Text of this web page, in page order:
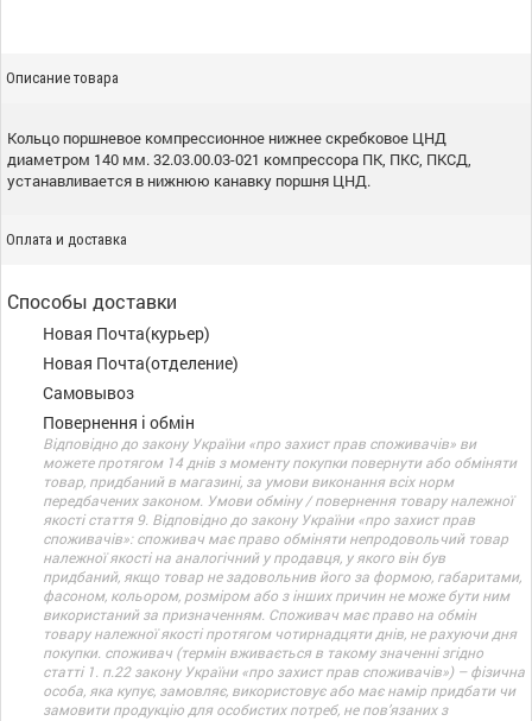
Описание товара
Кольцо поршневое компрессионное нижнее скребковое ЦНД
диаметром 140 мм. 32.03.00.03-021 компрессора ПК, ПКС, ПКСД,
устанавливается в нижнюю канавку поршня ЦНД.
Оплата и доставка
Способы доставки
Новая Почта(курьер)
Новая Почта(отделение)
Самовывоз
Повернення і обмін
Відповідно до закону України «про захист прав споживачів» ви
можете протягом 14 днів з моменту покупки повернути або обміняти
товар, придбаний в магазині, за умови виконання всіх норм
передбачених законом. Умови обміну / повернення товару належної
якості стаття 9. Відповідно до закону України «про захист прав
споживачів»: споживач має право обміняти непродовольчий товар
належної якості на аналогічний у продавця, у якого він був
придбаний, якщо товар не задовольнив його за формою, габаритами,
фасоном, кольором, розміром або з інших причин не може бути ним
використаний за призначенням. Споживач має право на обмін
товару належної якості протягом чотирнадцяти днів, не рахуючи дня
покупки. споживач (термін вживається в такому значенні згідно
статті 1. п.22 закону України «про захист прав споживачів») – фізична
особа, яка купує, замовляє, використовує або має намір придбати чи
замовити продукцію для особистих потреб, не пов’язаних з